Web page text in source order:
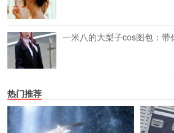
一米八的大梨子cos图包：带
热门推荐